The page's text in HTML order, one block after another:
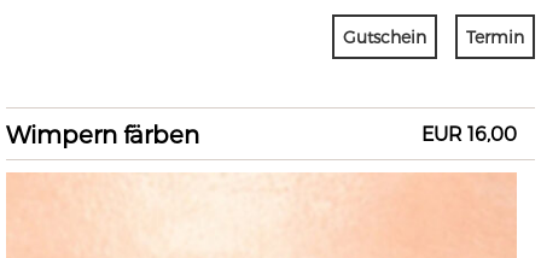
Gutschein Termin
Wimpern färben EUR 16,00